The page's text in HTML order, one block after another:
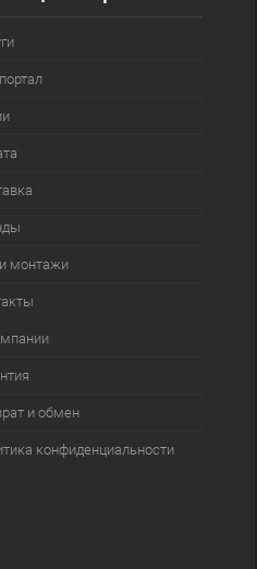
монтажи
и обмен
конфиденциальности